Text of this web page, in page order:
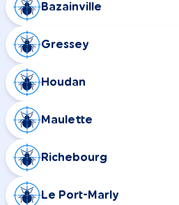
Bazainville
Gressey
Houdan
Maulette
Richebourg
Le Port-Marly